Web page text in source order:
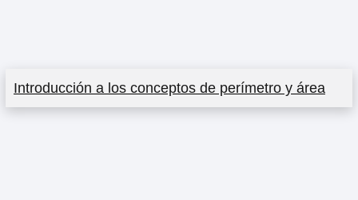
Introducción a los conceptos de perímetro y área